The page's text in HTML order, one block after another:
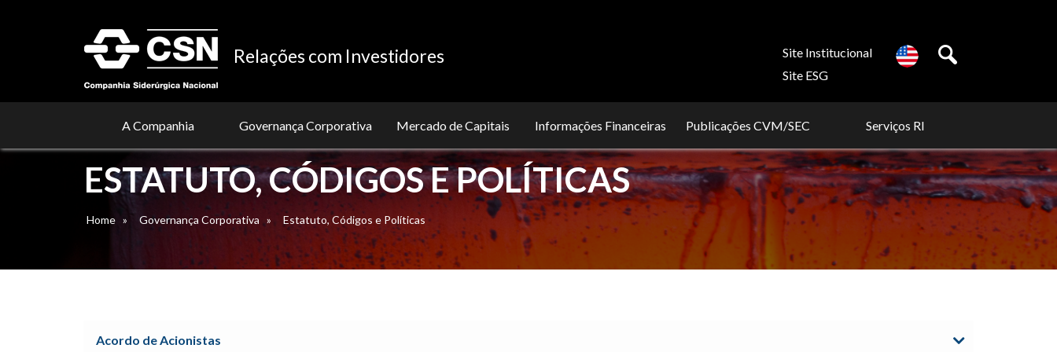
Relações com Investidores
Site Institucional
Site ESG
A Companhia Governança Corporativa Mercado de Capitais Informações Financeiras Publicações CVM/SEC Serviços RI
ESTATUTO, CÓDIGOS E POLÍTICAS
Home » Governança Corporativa » Estatuto, Códigos e Políticas
Acordo de Acionistas